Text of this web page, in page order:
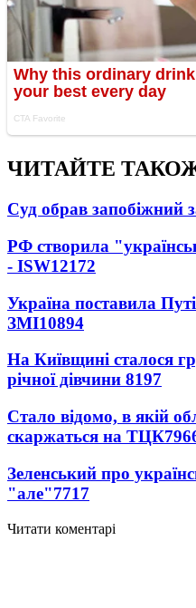
ЧИТАЙТЕ
Суд обрав запобіжний
РФ створила
- ISW12172
Україна поставила
ЗМІ10894
На Київщині сталося
річної дівчини 8197
Стало відомо, в якій
скаржаться на ТЦК
Зеленський про
"але"7717
Читати коментарі